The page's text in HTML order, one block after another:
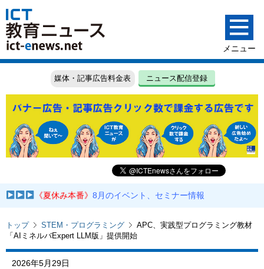
媒体・記事広告料金表 ニュース配信登録
《夏休み本番》8月のイベント、セミナー情報
トップ STEM・プログラミング
APC、実践型プログラミング教材
「AIミネルバExpert LLM版」提供開始
2026年5月29日